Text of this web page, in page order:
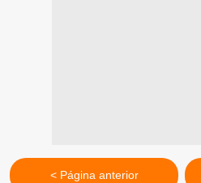
< Página anterior